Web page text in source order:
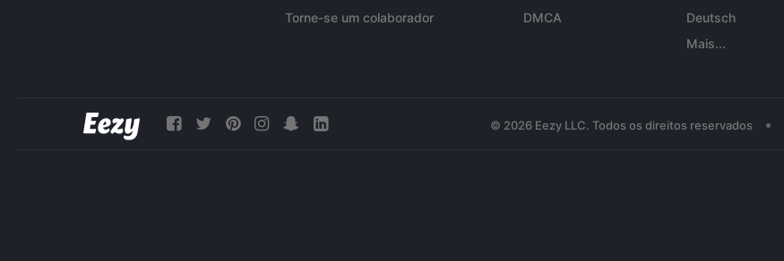
Torne-se um colaborador
DMCA
Deutsch
Mais...
© 2026 Eezy LLC. Todos os direitos reservados •